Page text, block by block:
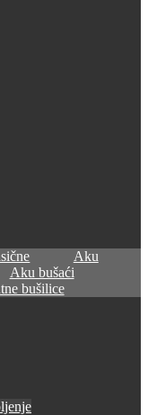
Aku
Aku bušaći
bušilice